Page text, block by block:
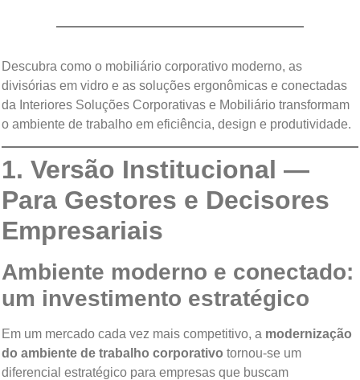
Descubra como o mobiliário corporativo moderno, as
divisórias em vidro e as soluções ergonômicas e conectadas
da Interiores Soluções Corporativas e Mobiliário transformam
o ambiente de trabalho em eficiência, design e produtividade.
1. Versão Institucional —
Para Gestores e Decisores
Empresariais
Ambiente moderno e conectado:
um investimento estratégico
Em um mercado cada vez mais competitivo, a modernização
do ambiente de trabalho corporativo tornou-se um
diferencial estratégico para empresas que buscam